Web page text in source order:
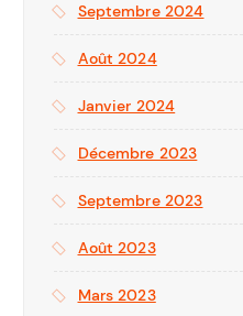
Septembre 2024
Août 2024
Janvier 2024
Décembre 2023
Septembre 2023
Août 2023
Mars 2023